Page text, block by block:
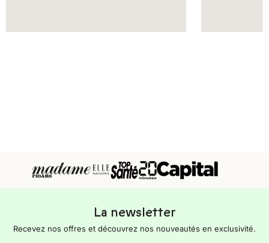
La newsletter
Recevez nos offres et découvrez nos nouveautés en exclusivité.